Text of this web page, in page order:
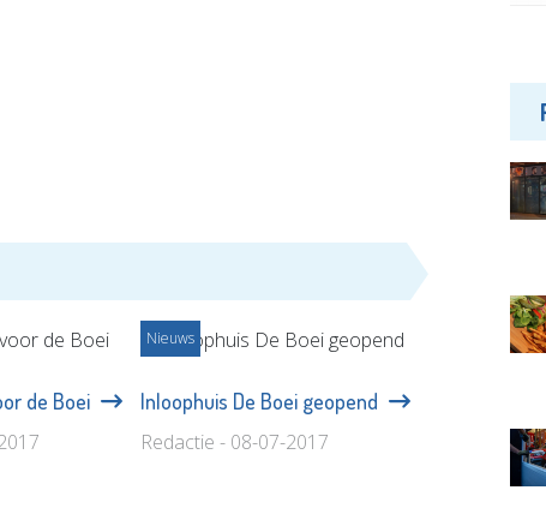
de Boei
Nieuws
Inloophuis De Boei geopend
Redactie - 08-07-2017